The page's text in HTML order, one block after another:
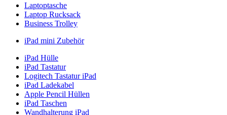
Laptoptasche
Laptop Rucksack
Business Trolley
iPad mini Zubehör
iPad Hülle
iPad Tastatur
Logitech Tastatur iPad
iPad Ladekabel
Apple Pencil Hüllen
iPad Taschen
Wandhalterung iPad